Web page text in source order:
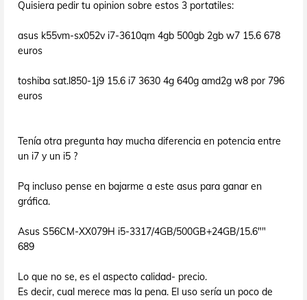
Quisiera pedir tu opinion sobre estos 3 portatiles:
asus k55vm-sx052v i7-3610qm 4gb 500gb 2gb w7 15.6 678
euros
toshiba sat.l850-1j9 15.6 i7 3630 4g 640g amd2g w8 por 796
euros
Tenía otra pregunta hay mucha diferencia en potencia entre
un i7 y un i5 ?
Pq incluso pense en bajarme a este asus para ganar en
gráfica.
Asus S56CM-XX079H i5-3317/4GB/500GB+24GB/15.6""
689
Lo que no se, es el aspecto calidad- precio.
Es decir, cual merece mas la pena. El uso sería un poco de